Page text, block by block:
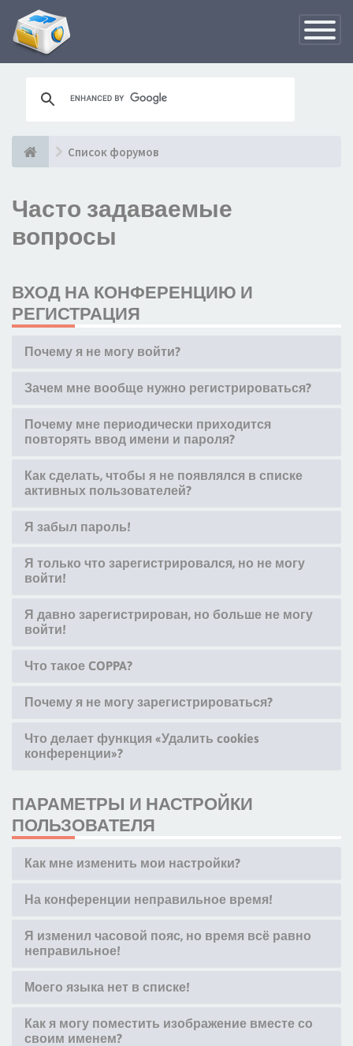
Список форумов
Часто задаваемые
вопросы
ВХОД НА КОНФЕРЕНЦИЮ И
РЕГИСТРАЦИЯ
Почему я не могу войти?
Зачем мне вообще нужно регистрироваться?
Почему мне периодически приходится
повторять ввод имени и пароля?
Как сделать, чтобы я не появлялся в списке
активных пользователей?
Я забыл пароль!
Я только что зарегистрировался, но не могу
войти!
Я давно зарегистрирован, но больше не могу
войти!
Что такое COPPA?
Почему я не могу зарегистрироваться?
Что делает функция «Удалить cookies
конференции»?
ПАРАМЕТРЫ И НАСТРОЙКИ
ПОЛЬЗОВАТЕЛЯ
Как мне изменить мои настройки?
На конференции неправильное время!
Я изменил часовой пояс, но время всё равно
неправильное!
Моего языка нет в списке!
Как я могу поместить изображение вместе со
своим именем?